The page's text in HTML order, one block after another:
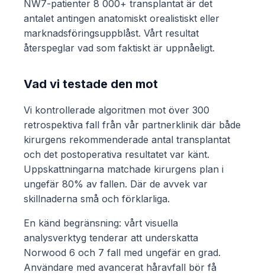
NW7-patienter 8 000+ transplantat är det
antalet antingen anatomiskt orealistiskt eller
marknadsföringsuppblåst. Vårt resultat
återspeglar vad som faktiskt är uppnåeligt.
Vad vi testade den mot
Vi kontrollerade algoritmen mot över 300
retrospektiva fall från vår partnerklinik där både
kirurgens rekommenderade antal transplantat
och det postoperativa resultatet var känt.
Uppskattningarna matchade kirurgens plan i
ungefär 80% av fallen. Där de avvek var
skillnaderna små och förklarliga.
En känd begränsning: vårt visuella
analysverktyg tenderar att underskatta
Norwood 6 och 7 fall med ungefär en grad.
Användare med avancerat håravfall bör få